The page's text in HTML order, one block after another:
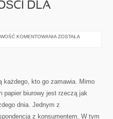
DLA
KOMENTOWANIA KLIENCI
ZOSTAŁA
każdego, kto go zamawia. Mimo
papier biurowy jest rzeczą jak
dnia. Jednym z
z konsumentem. W tym